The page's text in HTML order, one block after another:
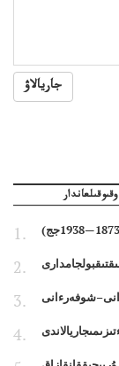
جاريالاۋ